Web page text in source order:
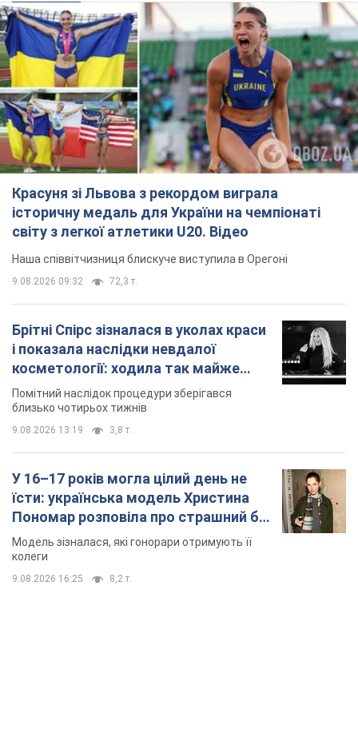
Красуня зі Львова з рекордом виграла
історичну медаль для України на чемпіонаті
світу з легкої атлетики U20. Відео
Наша співвітчизниця блискуче виступила в Орегоні
9.08.2026 09:32 72,3 т.
Брітні Спірс зізналася в уколах краси
і показала наслідки невдалої
косметології: ходила так майже
місяць
Помітний наслідок процедури зберігався
близько чотирьох тижнів
9.08.2026 13:19 3,8 т.
У 16–17 років могла цілий день не
їсти: українська модель Христина
Пономар розповіла про страшний бік
модельної кар’єри
Модель зізналася, які гонорари отримують її
колеги
9.08.2026 16:25 8,2 т.